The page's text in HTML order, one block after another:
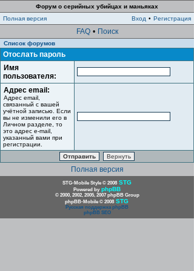
Форум о серийных убийцах и маньяках
Полная версия
Вход • Регистрация
FAQ • Поиск
Список форумов
Отослать пароль
Имя
пользователя:
Адрес email:
Адрес email,
связанный с вашей
учётной записью. Если
вы не изменили его в
Личном разделе, то
это адрес e-mail,
указанный вами при
регистрации.
Полная версия
STG-Mobile Style © 2008 STG
Powered by phpBB
© 2000, 2002, 2005, 2007 phpBB Group
phpBB-Mobile © 2008 STG
Русская поддержка phpBB
phpBB SEO